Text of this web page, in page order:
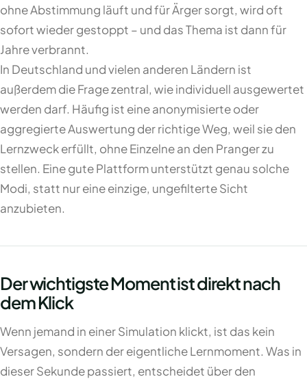
ohne Abstimmung läuft und für Ärger sorgt, wird oft
sofort wieder gestoppt – und das Thema ist dann für
Jahre verbrannt.
In Deutschland und vielen anderen Ländern ist
außerdem die Frage zentral, wie individuell ausgewertet
werden darf. Häufig ist eine anonymisierte oder
aggregierte Auswertung der richtige Weg, weil sie den
Lernzweck erfüllt, ohne Einzelne an den Pranger zu
stellen. Eine gute Plattform unterstützt genau solche
Modi, statt nur eine einzige, ungefilterte Sicht
anzubieten.
Der wichtigste Moment ist direkt nach
dem Klick
Wenn jemand in einer Simulation klickt, ist das kein
Versagen, sondern der eigentliche Lernmoment. Was in
dieser Sekunde passiert, entscheidet über den